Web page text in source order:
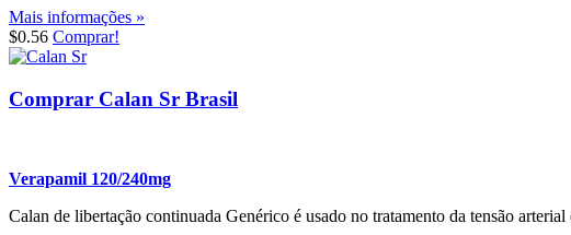
Mais informações »
$0.56 Comprar!
Comprar Calan Sr Brasil
Verapamil 120/240mg
Calan de libertação continuada Genérico é usado no tratamento da tensão